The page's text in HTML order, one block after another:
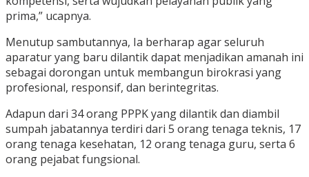
prima,” ucapnya.
Menutup sambutannya, Ia berharap agar seluruh
aparatur yang baru dilantik dapat menjadikan amanah ini
sebagai dorongan untuk membangun birokrasi yang
profesional, responsif, dan berintegritas.
Adapun dari 34 orang PPPK yang dilantik dan diambil
sumpah jabatannya terdiri dari 5 orang tenaga teknis, 17
orang tenaga kesehatan, 12 orang tenaga guru, serta 6
orang pejabat fungsional.